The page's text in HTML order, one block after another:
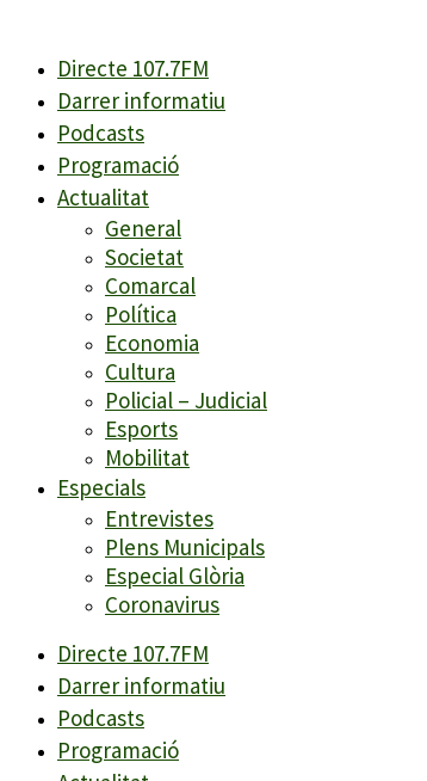
Directe 107.7FM
Darrer informatiu
Podcasts
Programació
Actualitat
General
Societat
Comarcal
Política
Economia
Cultura
Policial – Judicial
Esports
Mobilitat
Especials
Entrevistes
Plens Municipals
Especial Glòria
Coronavirus
Directe 107.7FM
Darrer informatiu
Podcasts
Programació